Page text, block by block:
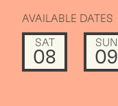
AVAILABLE DATES
SAT
08
SUN
09